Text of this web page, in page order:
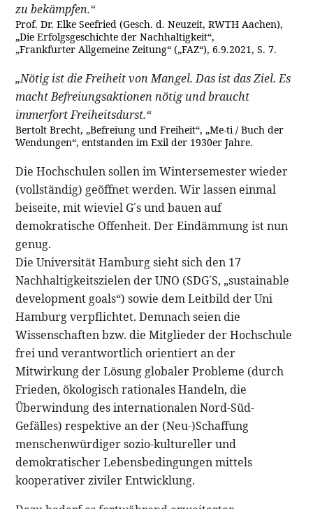
zu bekämpfen.“
Prof. Dr. Elke Seefried (Gesch. d. Neuzeit, RWTH Aachen),
„Die Erfolgsgeschichte der Nachhaltigkeit“,
„Frankfurter Allgemeine Zeitung“ („FAZ“), 6.9.2021, S. 7.
„Nötig ist die Freiheit von Mangel. Das ist das Ziel. Es
macht Befreiungsaktionen nötig und braucht
immerfort Freiheitsdurst.“
Bertolt Brecht, „Befreiung und Freiheit“, „Me-ti / Buch der
Wendungen“, entstanden im Exil der 1930er Jahre.
Die Hochschulen sollen im Wintersemester wieder
(vollständig) geöffnet werden. Wir lassen einmal
beiseite, mit wieviel G´s und bauen auf
demokratische Offenheit. Der Eindämmung ist nun
genug.
Die Universität Hamburg sieht sich den 17
Nachhaltigkeitszielen der UNO (SDG´S, „sustainable
development goals“) sowie dem Leitbild der Uni
Hamburg verpflichtet. Demnach seien die
Wissenschaften bzw. die Mitglieder der Hochschule
frei und verantwortlich orientiert an der
Mitwirkung der Lösung globaler Probleme (durch
Frieden, ökologisch rationales Handeln, die
Überwindung des internationalen Nord-Süd-
Gefälles) respektive an der (Neu-)Schaffung
menschenwürdiger sozio-kultureller und
demokratischer Lebensbedingungen mittels
kooperativer ziviler Entwicklung.